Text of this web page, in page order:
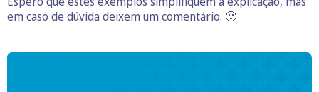
em caso de dúvida deixem um comentário. 🙂